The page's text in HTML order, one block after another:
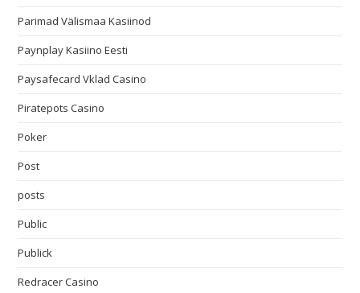
Parimad Välismaa Kasiinod
Paynplay Kasiino Eesti
Paysafecard Vklad Casino
Piratepots Casino
Poker
Post
posts
Public
Publick
Redracer Casino